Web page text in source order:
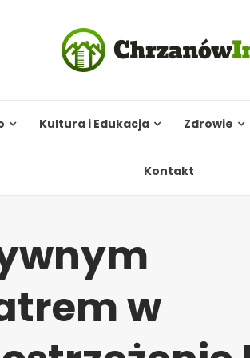
Kultura i Edukacja Zdrowie
Kontakt
w